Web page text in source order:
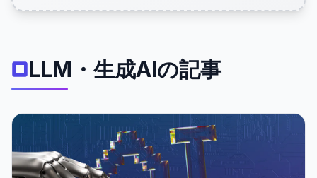
LLM・生成AIの記事